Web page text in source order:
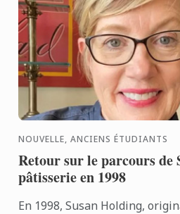
NOUVELLE, ANCIENS ÉTUDIANTS
Retour sur le parcours de
pâtisserie en 1998
En 1998, Susan Holding,